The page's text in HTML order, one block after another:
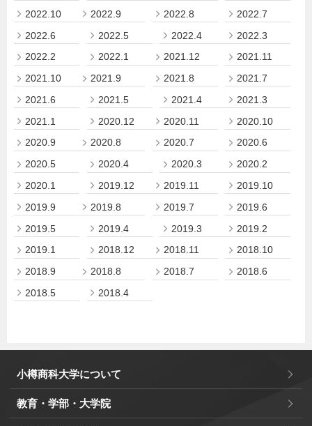
2022.10
2022.9 2022.8
2022.7
2022.6
2022.5 2022.4
2022.3
2022.2
2022.1 2021.12
2021.11
2021.10
2021.9 2021.8
2021.7
2021.6
2021.5 2021.4
2021.3
2021.1
2020.12 2020.11
2020.10
2020.9
2020.8 2020.7
2020.6
2020.5
2020.4 2020.3
2020.2
2020.1
2019.12 2019.11
2019.10
2019.9
2019.8 2019.7
2019.6
2019.5
2019.4 2019.3
2019.2
2019.1
2018.12 2018.11
2018.10
2018.9
2018.8 2018.7
2018.6
2018.5
2018.4
小樽商科大学について
教育・学部・大学院